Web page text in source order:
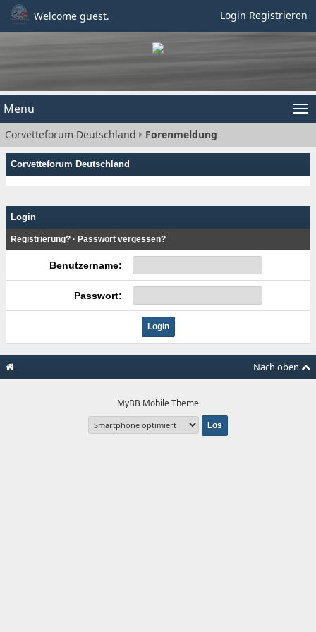
Welcome guest. Login Registrieren
Menu
Corvetteforum Deutschland Forenmeldung
Corvetteforum Deutschland
Login
Registrierung? · Passwort vergessen?
Benutzername:
Passwort:
Nach oben
MyBB Mobile Theme